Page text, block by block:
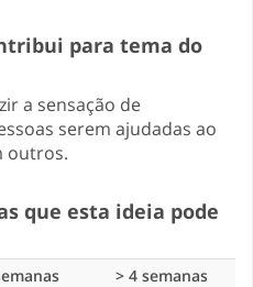
para tema do
a sensação de
serem ajudadas ao
outros.
que esta ideia pode
> 4 semanas